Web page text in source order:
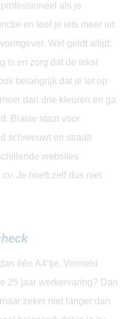
als je
en leef je iets meer uit
Wel geldt altijd:
is en zorg dat de tekst
belangrijk dat je let op
dan drie kleuren en ga
Blauw staat voor
schreeuwt en straalt
websites
Je hoeft zelf dus niet
één A4’tje. Vermeld
25 jaar werkervaring? Dan
zeker niet langer dan